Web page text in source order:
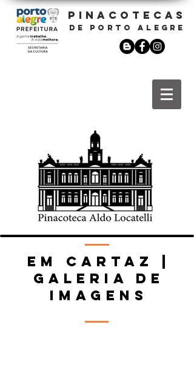
PINACOTECAS
DE PORTO ALEGRE
EM CARTAZ |
GALERIA DE
IMAGENS